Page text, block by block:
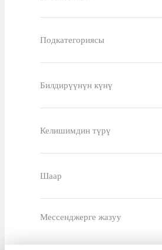
Подкатегориясы
Билдирүүнүн күнү
Келишимдин түрү
Шаар
Мессенджерге жазуу